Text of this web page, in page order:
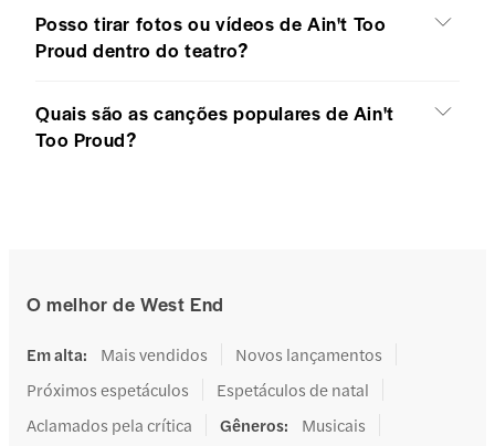
Posso tirar fotos ou vídeos de Ain't Too
Proud dentro do teatro?
Quais são as canções populares de Ain't
Too Proud?
O melhor de West End
Em alta: Mais vendidos
Novos lançamentos
Próximos espetáculos
Espetáculos de natal
Aclamados pela crítica
Gêneros:
Musicais